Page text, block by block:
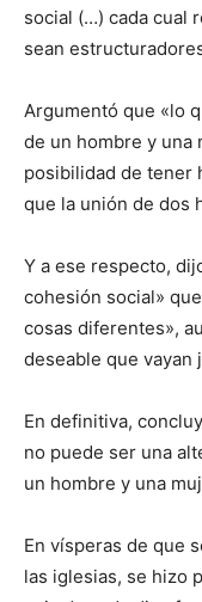
social (…) cada cual
sean
Argumentó que «lo
de un hombre y una
posibilidad de tener
que la unión de dos
Y a ese respecto,
cohesión social»
cosas diferentes»,
deseable que vayan
En definitiva,
no puede ser una
un hombre y una
En vísperas de que
las iglesias, se hizo